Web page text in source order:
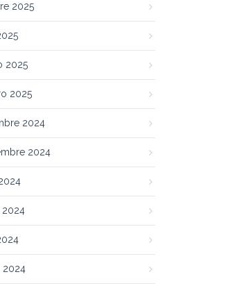
2025
2025
2025
2024
2024
2024